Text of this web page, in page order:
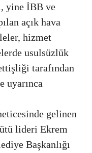
yine İBB ve
açık hava
hizmet
usulsüzlük
tarafından
uyarınca
gelinen
lideri Ekrem
Başkanlığı